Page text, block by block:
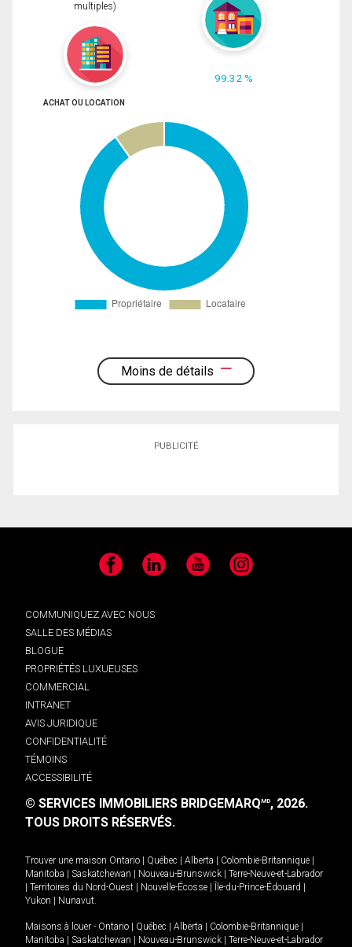
multiples)
99.32 %
ACHAT OU LOCATION
Moins de détails
PUBLICITÉ
Facebook LinkedIn YouTube Instagram
COMMUNIQUEZ AVEC NOUS
SALLE DES MÉDIAS
BLOGUE
PROPRIÉTÉS LUXUEUSES
COMMERCIAL
INTRANET
AVIS JURIDIQUE
CONFIDENTIALITÉ
TÉMOINS
ACCESSIBILITÉ
© SERVICES IMMOBILIERS BRIDGEMARQMD, 2026.
TOUS DROITS RÉSERVÉS.
Trouver une maison Ontario Québec Alberta Colombie-Britannique
Manitoba
Saskatchewan Nouveau-Brunswick
Terre-Neuve-et-Labrador
Territoires du Nord-Ouest Nouvelle-Écosse Île-du-Prince-Édouard
Yukon
Nunavut.
Maisons à louer - Ontario Québec Alberta Colombie-Britannique
Manitoba
Saskatchewan Nouveau-Brunswick
Terre-Neuve-et-Labrador